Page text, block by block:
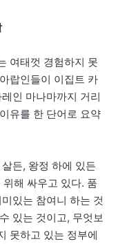
여태껏 경험하지 못
랍인들이 이집트 카
인 마나마까지 거리
유를 한 단어로 요약
든, 왕정 하에 있든
위해 싸우고 있다. 품
있는 참여니 하는 것
있는 것이고, 무엇보
못하고 있는 정부에